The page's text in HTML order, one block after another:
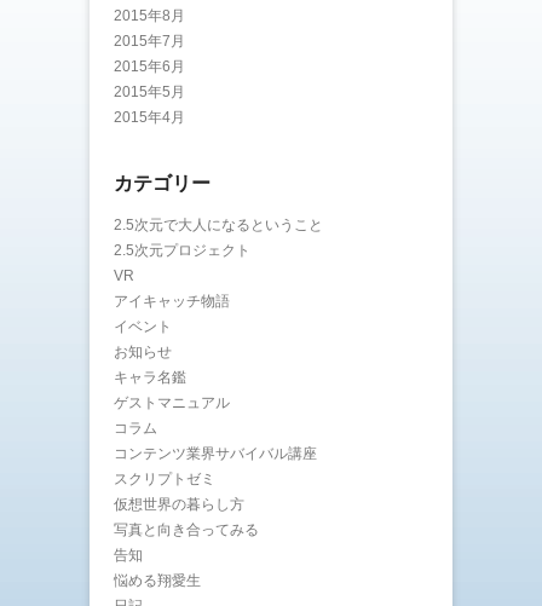
2015年8月
2015年7月
2015年6月
2015年5月
2015年4月
カテゴリー
2.5次元で大人になるということ
2.5次元プロジェクト
VR
アイキャッチ物語
イベント
お知らせ
キャラ名鑑
ゲストマニュアル
コラム
コンテンツ業界サバイバル講座
スクリプトゼミ
仮想世界の暮らし方
写真と向き合ってみる
告知
悩める翔愛生